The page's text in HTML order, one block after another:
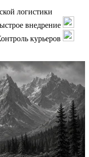
логистики
внедрение
курьеров